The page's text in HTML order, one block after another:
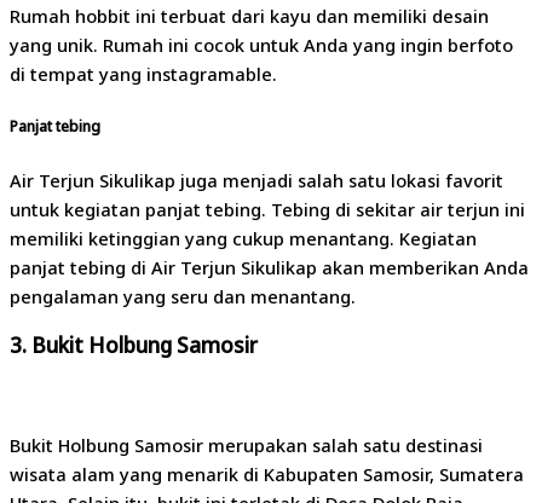
Rumah hobbit ini terbuat dari kayu dan memiliki desain
yang unik. Rumah ini cocok untuk Anda yang ingin berfoto
di tempat yang instagramable.
Panjat tebing
Air Terjun Sikulikap juga menjadi salah satu lokasi favorit
untuk kegiatan panjat tebing. Tebing di sekitar air terjun ini
memiliki ketinggian yang cukup menantang. Kegiatan
panjat tebing di Air Terjun Sikulikap akan memberikan Anda
pengalaman yang seru dan menantang.
3. Bukit Holbung Samosir
Bukit Holbung Samosir merupakan salah satu destinasi
wisata alam yang menarik di Kabupaten Samosir, Sumatera